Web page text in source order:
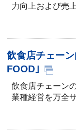
力向上および売
飲食店チェー
FOOD｣
飲食店チェーン
業種経営を万全